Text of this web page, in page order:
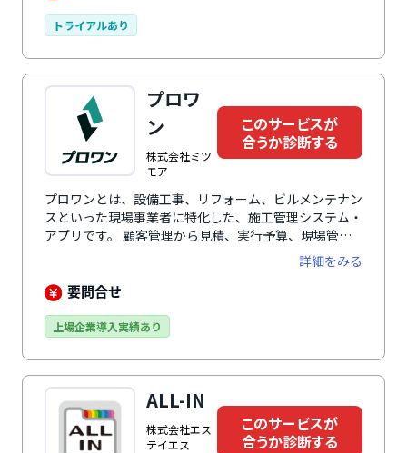
つなげることで、部門間の連携を強化。コミュニケーシ
に、人件費を換算し、コスト削減に貢献します。
トライアルあり
プロワ
ン
株式会社ミツ
モア
このサービスが
合うか診断する
プロワンとは、設備工事、リフォーム、ビルメンテナン
スといった現場事業者に特化した、施工管理システム・
アプリです。 顧客管理から見積、実行予算、現場管
理、請求、会計ソフトに連携するための仕訳データ生成
まで、現場と営業担当者の業務を一気通貫でカバーしま
す。業界特化ならではの業務フローと、エンタープライ
徴です。売上の最大化と事務工数の削減を同時に実現し
詳細をみる
要問合せ
上場企業導入実績あり
ALL-IN
株式会社エス
テイエス
このサービスが
合うか診断する